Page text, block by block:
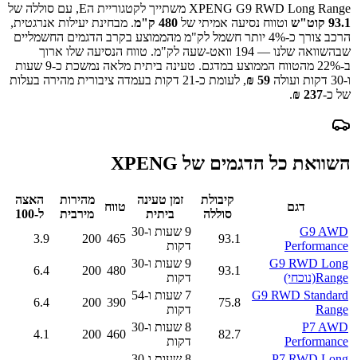
XPENG G9 RWD Long Range משתייך לקטגוריית הE, עם סוללה של
93.1 קוט"ש וטווח נסיעה אמיתי של 480 ק"מ. מבחינת יעילות אנרגטית,
הרכב צורך כ-
4 % יותר חשמל לק"מ מהממוצע בקרב הדגמים החשמליים
שבהשוואה שלנו — 194 וואט-שעה לק"מ. טווח הנסיעה שלו ארוך
ב-
22% מהטווח הממוצע במדגם. טעינה ביתית מלאה נמשכת כ-
9 שעות
ו-30 דקות
ועולה 59
₪, לעומת כ-21 דקות בעמדה ציבורית מהירה בעלות
של כ-237
₪
.
השוואת כל הדגמים של XPENG
דגם
קיבולת
סוללה
זמן טעינה
ביתית
טווח
מהירות
מירבית
האצה
ל-100
G9 AWD
Performance
93.1
9 שעות ו-30
דקות
465
200
3.9
G9 RWD Long
Range(נוכחי)
93.1
9 שעות ו-30
דקות
480
200
6.4
G9 RWD Standard
Range
75.8
7 שעות ו-54
דקות
390
200
6.4
P7 AWD
Performance
82.7
8 שעות ו-30
דקות
460
200
4.1